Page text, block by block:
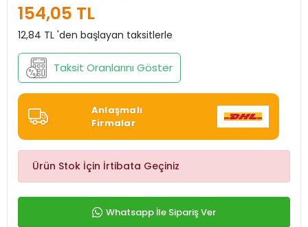
154,05 TL
12,84 TL 'den başlayan taksitlerle
Taksit Oranlarını Göster
Anlaşmalı
Firmalar
Ürün Stok İçin İrtibata Geçiniz
Whatsapp İle Sipariş Ver